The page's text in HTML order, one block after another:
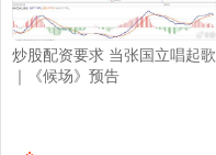
炒股配资要求 当张国立唱起歌
｜《候场》预告